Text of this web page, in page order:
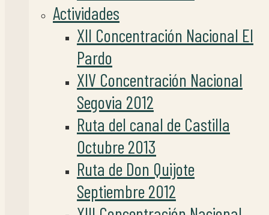
Actividades
XII Concentración Nacional El
Pardo
XIV Concentración Nacional
Segovia 2012
Ruta del canal de Castilla
Octubre 2013
Ruta de Don Quijote
Septiembre 2012